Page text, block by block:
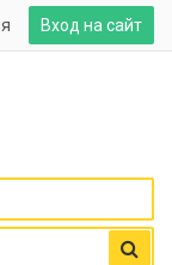
Вход на сайт